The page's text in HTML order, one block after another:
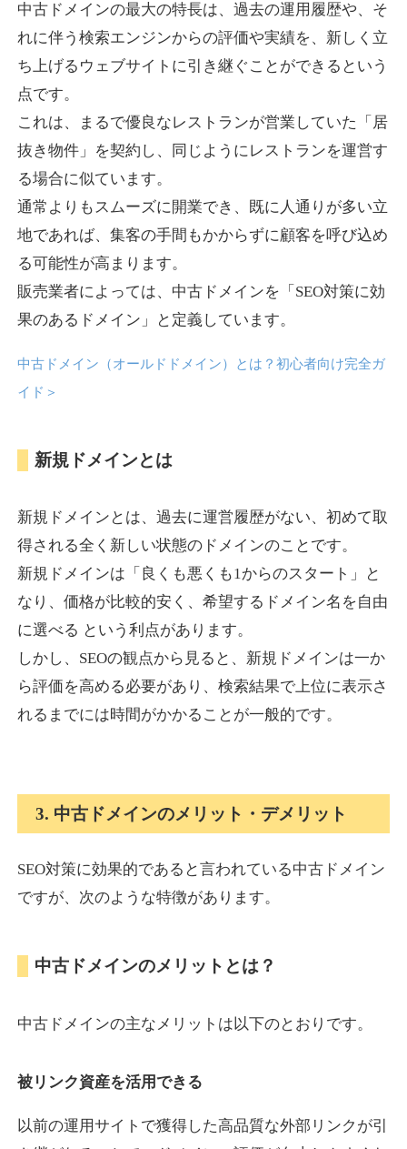
詳細を見る
ジャンルエンターテイメント
37
10,800円
詳細を見る
box-cafe.jp
ジャンル 飲食
DA37 外部リンク数
3,300円 入札 2件
詳細を見る
anipani.jp
DA 37 外部リンク数
lowslotfamilylocal.com
ジャンルその他
DA37 外部リンク数653 ドメイン年齢 1年
onlinepokerbetdansk.com
DA37 外部リンク数629 ドメイン年齢1年
10,800円 入札 0件
econopundit.com
外部リンク数 446
中古ドメインの最大の特長は、過去の運用履歴や、そ
れに伴う検索エンジンからの評価や実績を、新しく立
ち上げるウェブサイトに引き継ぐことができるという
点です。
これは、まるで優良なレストランが営業していた「居
抜き物件」を契約し、同じようにレストランを運営す
る場合に似ています。
通常よりもスムーズに開業でき、既に人通りが多い立
地であれば、集客の手間もかからずに顧客を呼び込め
る可能性が高まります。
販売業者によっては、中古ドメインを「SEO対策に効
果のあるドメイン」と定義しています。
中古ドメイン（オールドドメイン）とは？初心者向け完全ガ
イド ＞
新規ドメインとは
新規ドメインとは、過去に運営履歴がない、初めて取
得される全く新しい状態のドメインのことです。
新規ドメインは「良くも悪くも1からのスタート」と
なり、価格が比較的安く、希望するドメイン名を自由
に選べる という利点があります。
しかし、SEOの観点から見ると、新規ドメインは一か
ら評価を高める必要があり、検索結果で上位に表示さ
れるまでには時間がかかることが一般的です。
3. 中古ドメインのメリット・デメリット
SEO対策に効果的であると言われている中古ドメイン
ですが、次のような特徴があります。
中古ドメインのメリットとは？
中古ドメインの主なメリットは以下のとおりです。
被リンク資産を活用できる
以前の運用サイトで獲得した高品質な外部リンクが引